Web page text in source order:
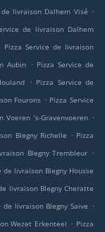
de livraison Dalhem Visé .
de livraison Dalhem
Pizza Service de livraison
Aubin . Pizza Service de
. Pizza Service de
Fourons . Pizza Service
Voeren 's-Gravenvoeren .
Blegny Richelle . Pizza
Blegny Trembleur .
de livraison Blegny Housse
livraison Blegny Cheratte
de livraison Blegny Saive .
Wezet Erkenteel . Pizza